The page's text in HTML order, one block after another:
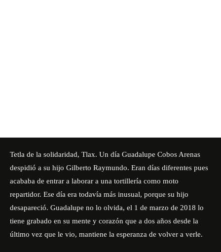
Tetla de la solidaridad, Tlax. Un día Guadalupe Cobos Arenas
despidió a su hijo Gilberto Raymundo. Eran días diferentes pues
acababa de entrar a laborar a una tortillería como moto
repartidor. Ese día era todavía más inusual, porque su hijo
desapareció. Guadalupe no lo olvida, el 1 de marzo de 2018 lo
tiene grabado en su mente y corazón que a dos años desde la
último vez que le vio, mantiene la esperanza de volver a verle.